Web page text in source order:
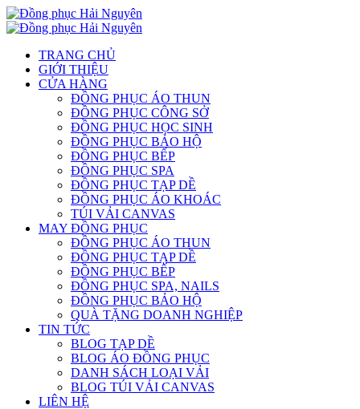
TRANG CHỦ
GIỚI THIỆU
CỬA HÀNG
ĐỒNG PHỤC ÁO THUN
ĐỒNG PHỤC CÔNG SỞ
ĐỒNG PHỤC HỌC SINH
ĐỒNG PHỤC BẢO HỘ
ĐỒNG PHỤC BẾP
ĐỒNG PHỤC SPA
ĐỒNG PHỤC TẠP DỀ
ĐỒNG PHỤC ÁO KHOÁC
TÚI VẢI CANVAS
MAY ĐỒNG PHỤC
ĐỒNG PHỤC ÁO THUN
ĐỒNG PHỤC TẠP DỀ
ĐỒNG PHỤC BẾP
ĐỒNG PHỤC SPA, NAILS
ĐỒNG PHỤC BẢO HỘ
QUÀ TẶNG DOANH NGHIỆP
TIN TỨC
BLOG TẠP DỀ
BLOG ÁO ĐỒNG PHỤC
DANH SÁCH LOẠI VẢI
BLOG TÚI VẢI CANVAS
LIÊN HỆ